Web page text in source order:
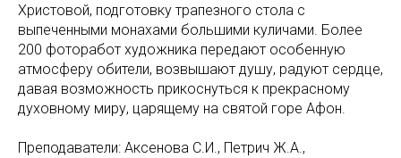
Христовой, подготовку трапезного стола с
выпеченными монахами большими куличами. Более
200 фоторабот художника передают особенную
атмосферу обители, возвышают душу, радуют сердце,
давая возможность прикоснуться к прекрасному
духовному миру, царящему на святой горе Афон.
Преподаватели: Аксенова С.И., Петрич Ж.А.,